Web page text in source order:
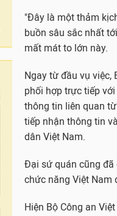
"Đây là một thảm
buồn sâu sắc nhất
mất mát to lớn này.
Ngay từ đầu vụ việc,
phối hợp trực tiếp
thông tin liên quan
tiếp nhận thông tin
dân Việt Nam.
Đại sứ quán cũng đã
chức năng Việt Nam
Hiện Bộ Công an